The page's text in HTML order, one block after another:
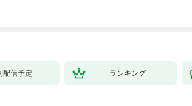
配信予定 ランキング